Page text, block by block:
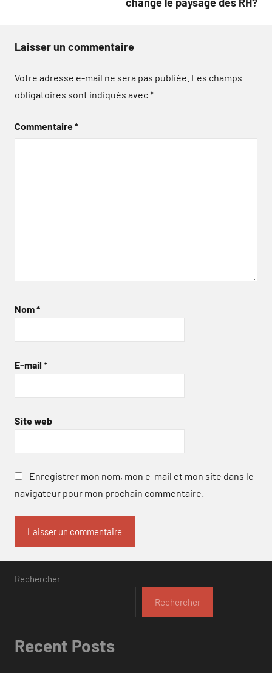
Laisser un commentaire
Votre adresse e-mail ne sera pas publiée. Les champs
obligatoires sont indiqués avec*
Commentaire*
Nom*
E-mail *
Site web
Enregistrer mon nom, mon e-mail et mon site dans le
navigateur pour mon prochain commentaire.
Rechercher
Rechercher
Recent Posts